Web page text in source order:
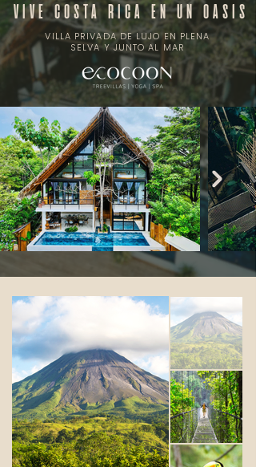
VIVE COSTA RICA EN UN OASIS
VILLA PRIVADA DE LUJO EN PLENA
SELVA Y JUNTO AL MAR